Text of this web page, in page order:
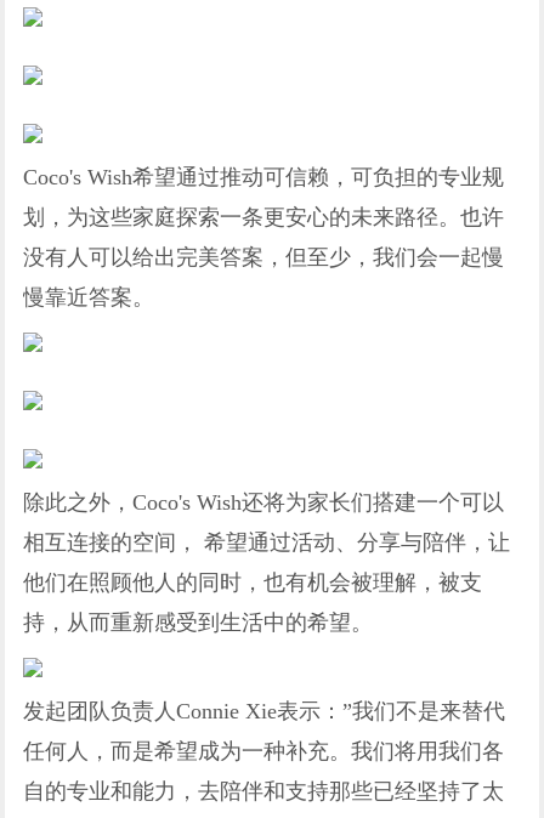
Coco's Wish希望通过推动可信赖，可负担的专业规
划，为这些家庭探索一条更安心的未来路径。也许
没有人可以给出完美答案，但至少，我们会一起慢
慢靠近答案。
除此之外，Coco's Wish还将为家长们搭建一个可以
相互连接的空间， 希望通过活动、分享与陪伴，让
他们在照顾他人的同时，也有机会被理解，被支
持，从而重新感受到生活中的希望。
发起团队负责人Connie Xie表示：”我们不是来替代
任何人，而是希望成为一种补充。我们将用我们各
自的专业和能力，去陪伴和支持那些已经坚持了太